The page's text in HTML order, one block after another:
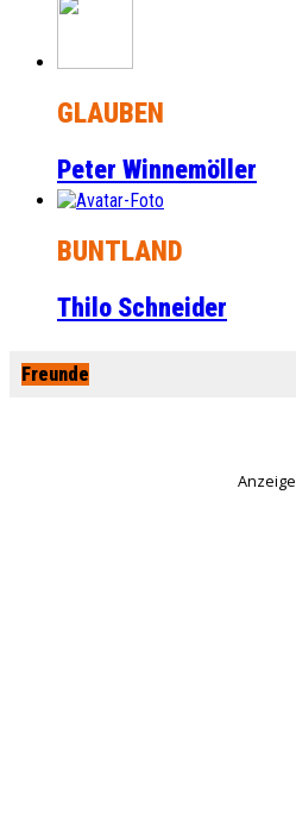
GLAUBEN
Peter Winnemöller
BUNTLAND
Thilo Schneider
Freunde
Anzeige